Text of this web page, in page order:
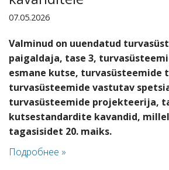
07.05.2026
Valminud on uuendatud
paigaldaja, tase 3,
esmane kutse, turvasüsteemide
turvasüsteemide vastutav
turvasüsteemide projekteerija,
kutsestandardite kavandid,
tagasisidet 20. maiks.
Подробнее »